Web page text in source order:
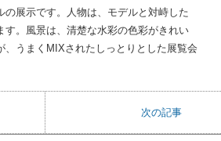
の展示です。人物は、モデルと対峙した
す。風景は、清楚な水彩の色彩がきれい
、うまくMIXされたしっとりとした展覧会
次の記事